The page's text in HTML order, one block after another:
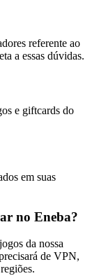
referente ao
a essas dúvidas.
e giftcards do
em suas
no Eneba?
da nossa
de VPN,